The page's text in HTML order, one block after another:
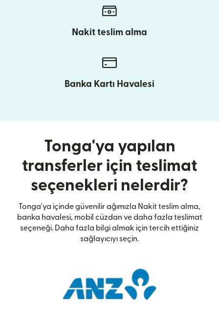
Nakit teslim alma
Banka Kartı Havalesi
Tonga'ya yapılan
transferler için teslimat
seçenekleri nelerdir?
Tonga'ya içinde güvenilir ağımızla Nakit teslim alma,
banka havalesi, mobil cüzdan ve daha fazla teslimat
seçeneği. Daha fazla bilgi almak için tercih ettiğiniz
sağlayıcıyı seçin.